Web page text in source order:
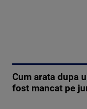
Cum arata dupa
fost mancat pe